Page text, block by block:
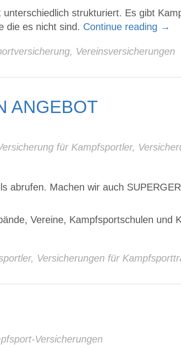
strukturiert. Es gibt
die es nicht sind. Continue reading →
, Vereinsversicherungen
ANGEBOT
für Kampfsportler,
abrufen. Machen wir auch
Vereine, Kampfsportschulen und
, Versicherungen für
Versicherungen